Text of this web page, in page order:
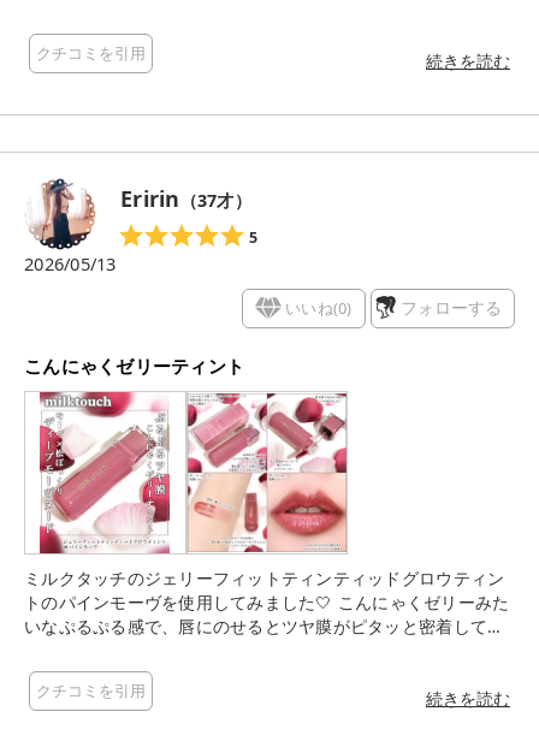
プランピング効果で、ふっくらぷるんぷるんな唇 💋上下の唇を
擦り合わせ(ウンパ)動作しても うるツヤ唇が長時間キープ 全16
クチコミを引用 続きを読む
Eririn （37才）
5
2026/05/13
いいね(0) フォローする
こんにゃくゼリーティント
ミルクタッチのジェリーフィットティンティッドグロウティン
トのパインモーヴを使用してみました🤍 こんにゃくゼリーみた
いなぷるぷる感で、唇にのせるとツヤ膜がピタッと密着して美
は軽く、乾燥感もなくしっとりします🫧 色味は落ち着いたモー
ヴに深みがプラスされたディープモーヴヌード💜 少し深みはあ
クチコミを引用 続きを読む